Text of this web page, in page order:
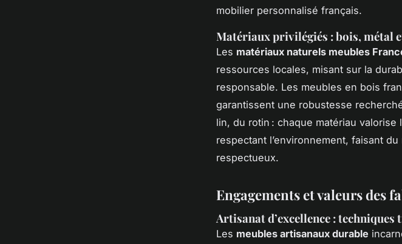
mobilier personnalisé français.
Matériaux privilégiés : bois, métal
Les matériaux naturels meubles
ressources locales, misant sur la
responsable. Les meubles en bois
garantissent une robustesse
lin, du rotin : chaque matériau
respectant l’environnement, faisant
respectueux.
Engagements et valeurs des
Artisanat d’excellence :
Les meubles artisanaux durable